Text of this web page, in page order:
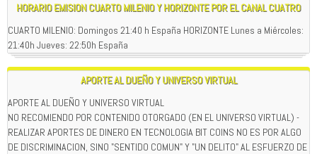
HORARIO EMISION CUARTO MILENIO Y HORIZONTE POR EL CANAL CUATRO
CUARTO MILENIO: Domingos 21:40 h España HORIZONTE Lunes a Miércoles:
21:40h Jueves: 22:50h España
APORTE AL DUEÑO Y UNIVERSO VIRTUAL
APORTE AL DUEÑO Y UNIVERSO VIRTUAL
NO RECOMIENDO POR CONTENIDO OTORGADO (EN EL UNIVERSO VIRTUAL) -
REALIZAR APORTES DE DINERO EN TECNOLOGIA BIT COINS NO ES POR ALGO
DE DISCRIMINACION, SINO "SENTIDO COMUN" Y "UN DELITO" AL ESFUERZO DE